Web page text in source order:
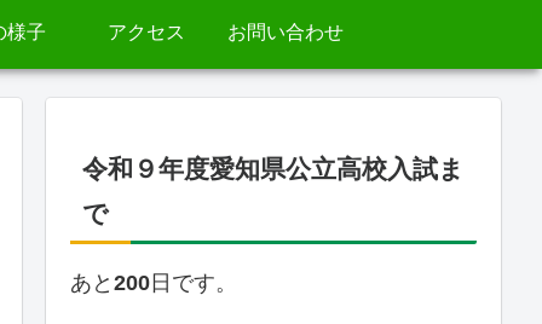
様子 アクセス お問い合わせ
令和９年度愛知県公立高校入試ま
で
あと 200 日です。